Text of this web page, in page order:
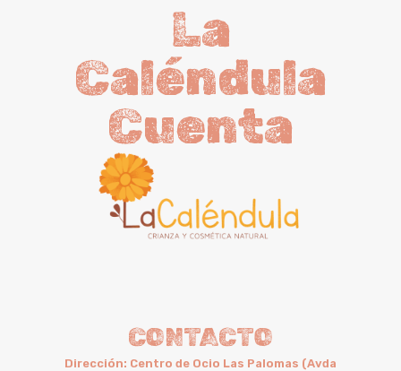
La
Caléndula
Cuenta
CONTACTO
Dirección: Centro de Ocio Las Palomas (Avda